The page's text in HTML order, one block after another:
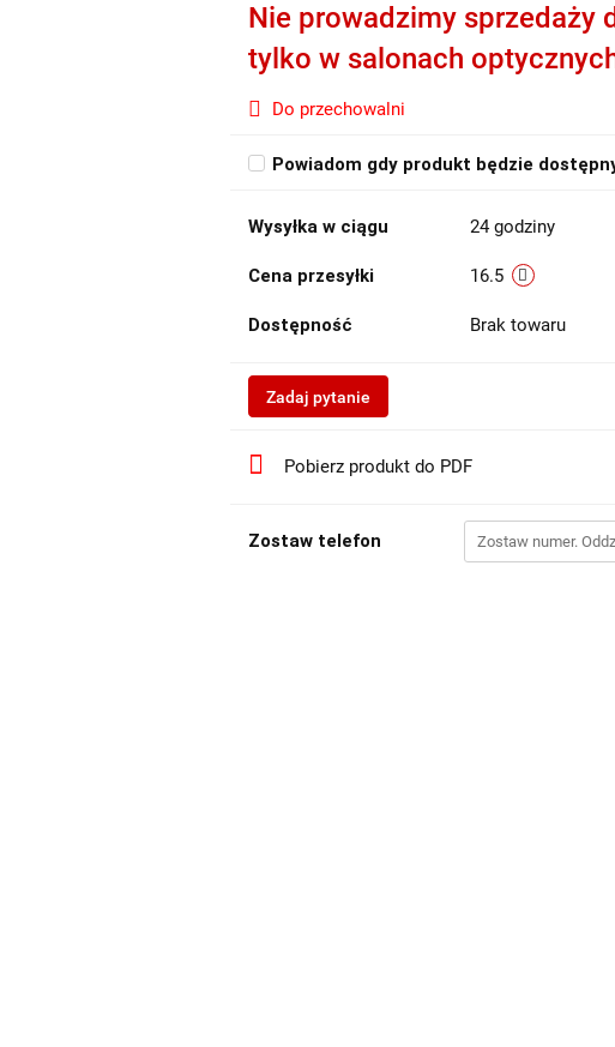
Nie prowadzimy sprzedaży
tylko w salonach
Do przechowalni
Powiadom gdy produkt będzie
Wysyłka w ciągu 24 godziny
Cena przesyłki 16.5
Dostępność Brak towaru
Zadaj pytanie
Pobierz produkt do PDF
Zostaw telefon